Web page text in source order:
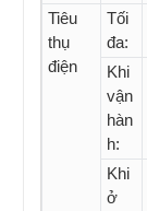
Tiêu
thụ
điện
Tối
đa:
Khi
vận
hàn
h:
Khi
ở